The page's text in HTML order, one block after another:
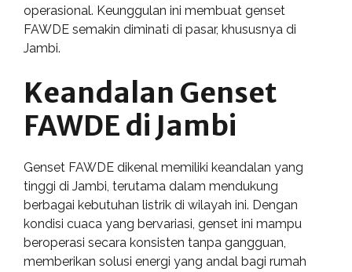
operasional. Keunggulan ini membuat genset
FAWDE semakin diminati di pasar, khususnya di
Jambi.
Keandalan Genset
FAWDE di Jambi
Genset FAWDE dikenal memiliki keandalan yang
tinggi di Jambi, terutama dalam mendukung
berbagai kebutuhan listrik di wilayah ini. Dengan
kondisi cuaca yang bervariasi, genset ini mampu
beroperasi secara konsisten tanpa gangguan,
memberikan solusi energi yang andal bagi rumah